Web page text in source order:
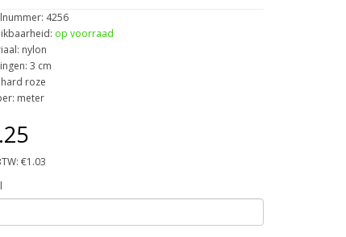
4256
op voorraad
nylon
3 cm
roze
meter
€1.03